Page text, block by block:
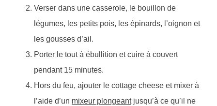
Verser dans une casserole, le bouillon de
légumes, les petits pois, les épinards, l’oignon et
les gousses d’ail.
Porter le tout à ébullition et cuire à couvert
pendant 15 minutes.
Hors du feu, ajouter le cottage cheese et mixer à
l’aide d’un mixeur plongeantjusqu’à ce qu’il ne